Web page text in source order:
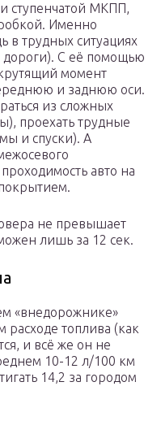
ступенчатой МКПП,
Именно
в трудных ситуациях
дороги). С её помощью
момент
и заднюю оси.
из сложных
проехать трудные
и спуски). А
авто на
не превышает
лишь за 12 сек.
«внедорожнике»
расходе топлива (как
и всё же он не
10-12 л/100 км
14,2 за городом